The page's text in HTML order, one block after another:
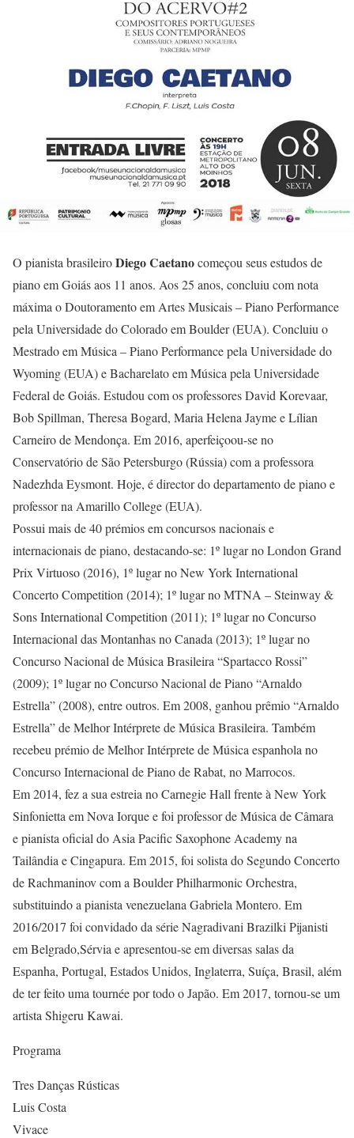
O pianista brasileiroDiego Caetanocomeçou seus estudos de
piano em Goiás aos 11 anos. Aos 25 anos, concluiu com nota
máxima o Doutoramento em Artes Musicais – Piano Performance
pela Universidade do Colorado em Boulder (EUA). Concluiu o
Mestrado em Música – Piano Performance pela Universidade do
Wyoming (EUA) e Bacharelato em Música pela Universidade
Federal de Goiás. Estudou com os professores David Korevaar,
Bob Spillman, Theresa Bogard, Maria Helena Jayme e Lílian
Carneiro de Mendonça. Em 2016, aperfeiçoou-se no
Conservatório de São Petersburgo (Rússia) com a professora
Nadezhda Eysmont. Hoje, é director do departamento de piano e
professor na Amarillo College (EUA).
Possui mais de 40 prémios em concursos nacionais e
internacionais de piano, destacando-se: 1º lugar no London Grand
Prix Virtuoso (2016), 1º lugar no New York International
Concerto Competition (2014); 1º lugar no MTNA – Steinway &
Sons International Competition (2011); 1º lugar no Concurso
Internacional das Montanhas no Canada (2013); 1º lugar no
Concurso Nacional de Música Brasileira “Spartacco Rossi”
(2009); 1º lugar no Concurso Nacional de Piano “Arnaldo
Estrella” (2008), entre outros. Em 2008, ganhou prêmio “Arnaldo
Estrella” de Melhor Intérprete de Música Brasileira. Também
recebeu prémio de Melhor Intérprete de Música espanhola no
Concurso Internacional de Piano de Rabat, no Marrocos.
Em 2014, fez a sua estreia no Carnegie Hall frente à New York
Sinfonietta em Nova Iorque e foi professor de Música de Câmara
e pianista oficial do Asia Pacific Saxophone Academy na
Tailândia e Cingapura. Em 2015, foi solista do Segundo Concerto
de Rachmaninov com a Boulder Philharmonic Orchestra,
substituindo a pianista venezuelana Gabriela Montero. Em
2016/2017 foi convidado da série Nagradivani Brazilki Pijanisti
em Belgrado,Sérvia e apresentou-se em diversas salas da
Espanha, Portugal, Estados Unidos, Inglaterra, Suíça, Brasil, além
de ter feito uma tournée por todo o Japão. Em 2017, tornou-se um
artista Shigeru Kawai.
Programa
Tres Danças Rústicas
Luis Costa
Vivace